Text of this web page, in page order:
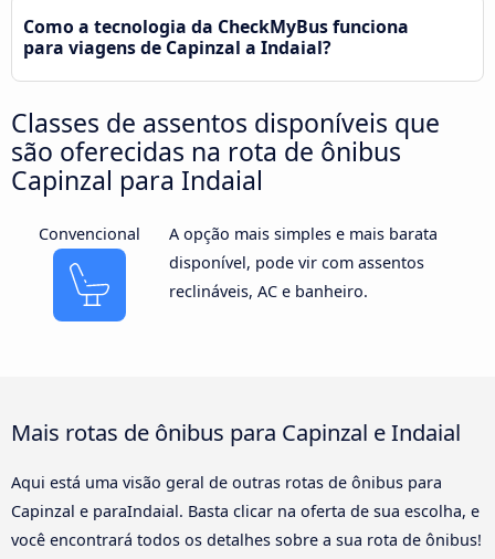
Como a tecnologia da CheckMyBus funciona
para viagens de Capinzal a Indaial?
Classes de assentos disponíveis que
são oferecidas na rota de ônibus
Capinzal para Indaial
Convencional
A opção mais simples e mais barata
disponível, pode vir com assentos
reclináveis, AC e banheiro.
Mais rotas de ônibus para Capinzal e Indaial
Aqui está uma visão geral de outras rotas de ônibus para
Capinzal e paraIndaial. Basta clicar na oferta de sua escolha, e
você encontrará todos os detalhes sobre a sua rota de ônibus!